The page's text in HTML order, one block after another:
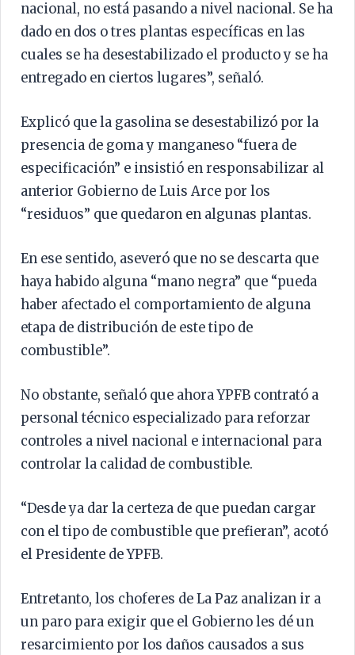
nacional, no está pasando a nivel nacional. Se ha
dado en dos o tres plantas específicas en las
cuales se ha desestabilizado el producto y se ha
entregado en ciertos lugares”, señaló.
Explicó que la gasolina se desestabilizó por la
presencia de goma y manganeso “fuera de
especificación” e insistió en responsabilizar al
anterior Gobierno de Luis Arce por los
“residuos” que quedaron en algunas plantas.
En ese sentido, aseveró que no se descarta que
haya habido alguna “mano negra” que “pueda
haber afectado el comportamiento de alguna
etapa de distribución de este tipo de
combustible”.
No obstante, señaló que ahora YPFB contrató a
personal técnico especializado para reforzar
controles a nivel nacional e internacional para
controlar la calidad de combustible.
“Desde ya dar la certeza de que puedan cargar
con el tipo de combustible que prefieran”, acotó
el Presidente de YPFB.
Entretanto, los choferes de La Paz analizan ir a
un paro para exigir que el Gobierno les dé un
resarcimiento por los daños causados a sus